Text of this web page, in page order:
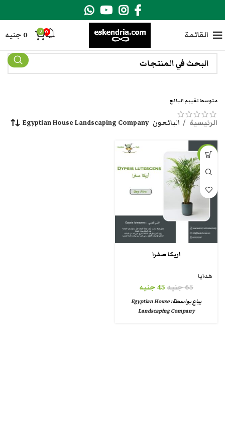
القائمة 0
0
0 جنيه
متوسط تقييم البائع
الرئيسية البائعون Egyptian House Landscaping Company
-31%
اريكا صفرا
هدايا
65جنيه45جنيه
يباع بواسطة:Egyptian House
Landscaping Company